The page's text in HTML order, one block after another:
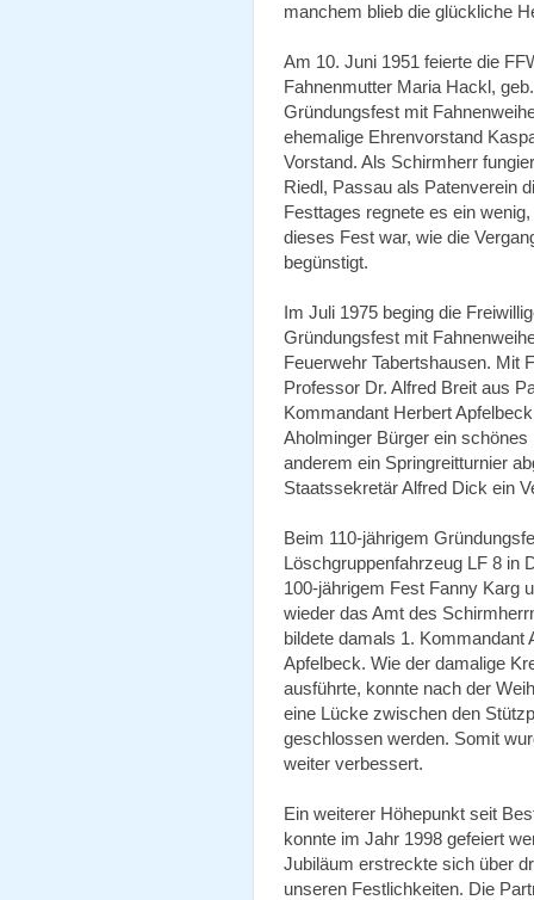
manchem blieb die glückliche
Am 10. Juni 1951 feierte die
Fahnenmutter Maria Hackl,
Gründungsfest mit
ehemalige Ehrenvorstand
Vorstand. Als Schirmherr
Riedl, Passau als Patenverein
Festtages regnete es ein
dieses Fest war, wie die
begünstigt.
Im Juli 1975 beging die
Gründungsfest mit
Feuerwehr Tabertshausen. Mit
Professor Dr. Alfred Breit aus
Kommandant Herbert
Aholminger Bürger ein
anderem ein Springreitturnier
Staatssekretär Alfred Dick ein
Beim 110-jährigem
Löschgruppenfahrzeug LF 8 in
100-jährigem Fest Fanny Karg
wieder das Amt des
bildete damals 1. Kommandant
Apfelbeck. Wie der damalige
ausführte, konnte nach der
eine Lücke zwischen den
geschlossen werden. Somit
weiter verbessert.
Ein weiterer Höhepunkt seit
konnte im Jahr 1998 gefeiert
Jubiläum erstreckte sich über
unseren Festlichkeiten. Die